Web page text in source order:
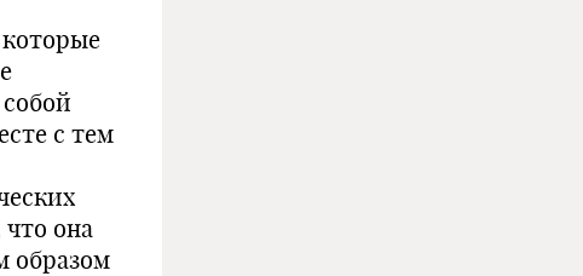
с тем
она
образом